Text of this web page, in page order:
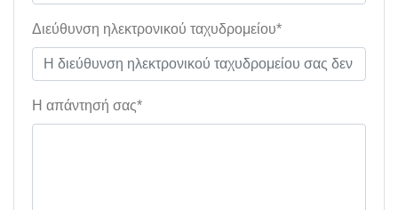
Διεύθυνση ηλεκτρονικού ταχυδρομείου*
Η απάντησή σας*